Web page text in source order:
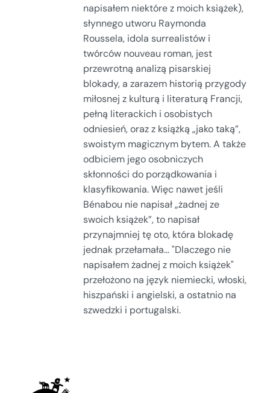
napisałem niektóre z moich książek),
słynnego utworu Raymonda
Roussela, idola surrealistów i
twórców nouveau roman, jest
przewrotną analizą pisarskiej
blokady, a zarazem historią przygody
miłosnej z kulturą i literaturą Francji,
pełną literackich i osobistych
odniesień, oraz z książką „jako taką”,
swoistym magicznym bytem. A także
odbiciem jego osobniczych
skłonności do porządkowania i
klasyfikowania. Więc nawet jeśli
Bénabou nie napisał „żadnej ze
swoich książek”, to napisał
przynajmniej tę oto, która blokadę
jednak przełamała… "Dlaczego nie
napisałem żadnej z moich książek"
przełożono na język niemiecki, włoski,
hiszpański i angielski, a ostatnio na
szwedzki i portugalski.